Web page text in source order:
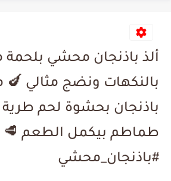
ألذ باذنجان محشي بلحمة
بالنكهات ونضج مثالي
باذنجان بحشوة لحم
طماطم بيكمل الطعم 🥩
#باذنجان_محشي